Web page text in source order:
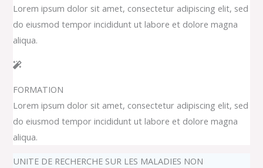
Lorem ipsum dolor sit amet, consectetur adipiscing elit, sed
do eiusmod tempor incididunt ut labore et dolore magna
aliqua.
FORMATION
Lorem ipsum dolor sit amet, consectetur adipiscing elit, sed
do eiusmod tempor incididunt ut labore et dolore magna
aliqua.
UNITE DE RECHERCHE SUR LES MALADIES NON